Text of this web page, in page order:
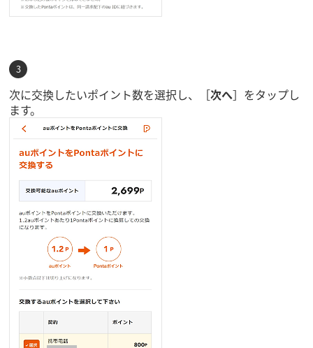
次に交換したいポイント数を選択し、［次へ］をタップし
ます。